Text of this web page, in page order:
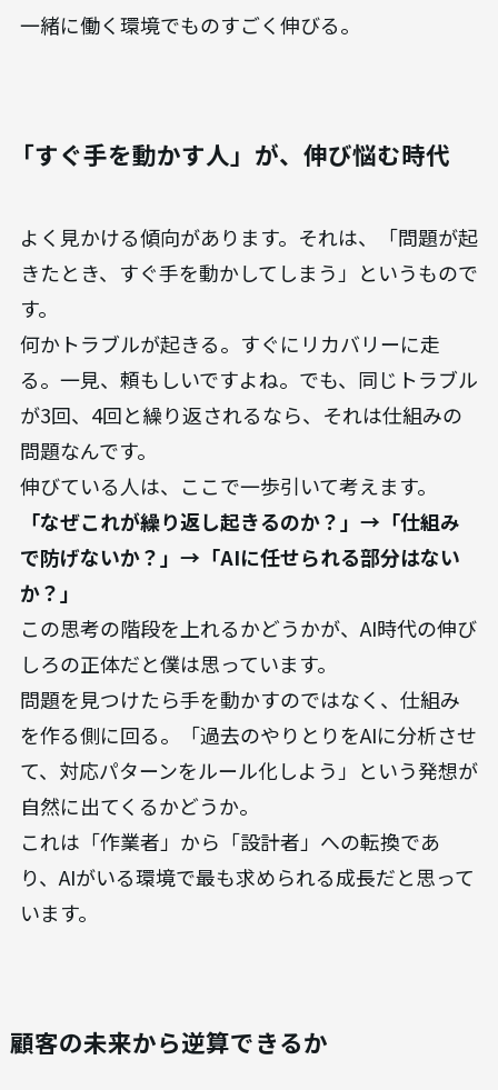
一緒に働く環境でものすごく伸びる。
「すぐ手を動かす人」が、伸び悩む時代
よく見かける傾向があります。それは、「問題が起
きたとき、すぐ手を動かしてしまう」というもので
す。
何かトラブルが起きる。すぐにリカバリーに走
る。一見、頼もしいですよね。でも、同じトラブル
が3回、4回と繰り返されるなら、それは仕組みの
問題なんです。
伸びている人は、ここで一歩引いて考えます。
「なぜこれが繰り返し起きるのか？」→「仕組み
で防げないか？」→「AIに任せられる部分はない
か？」
この思考の階段を上れるかどうかが、AI時代の伸び
しろの正体だと僕は思っています。
問題を見つけたら手を動かすのではなく、仕組み
を作る側に回る。「過去のやりとりをAIに分析させ
て、対応パターンをルール化しよう」という発想が
自然に出てくるかどうか。
これは「作業者」から「設計者」への転換であ
り、AIがいる環境で最も求められる成長だと思って
います。
顧客の未来から逆算できるか